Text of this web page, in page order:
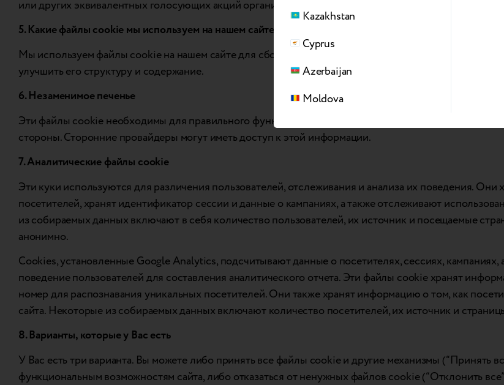
или других эквивалентных голосующих акций организации.
5. Какие файлы cookie мы используем на нашем сайте
Мы используем файлы cookie на нашем сайте для сбора сводной статистики, которая позволяет нам
улучшить его структуру и содержание.
6. Незаменимое печенье
Эти файлы cookie необходимы для правильного функционирования сайта. В соответствии с
стороны. Сторонние провайдеры могут иметь доступ к этой информации.
7. Аналитические файлы cookie
Эти куки используются для различения пользователей, отслеживания и анализа их поведения.
посетителей, хранят идентификатор сессии и данные о кампаниях, а также отслеживают
из собираемых данных включают в себя количество пользователей, их источник и посещаемые
анонимно.
Cookies, установленные Google Analytics, подсчитывают данные о посетителях, сессиях, кампаниях,
поведение пользователей для составления аналитического отчета. Эти файлы cookie хранят
номер для распознавания уникальных посетителей. Они также хранят информацию о том, как
сайта. Некоторые из собираемых данных включают количество посетителей, их источник и
8. Варианты, которые у Вас есть
У Вас есть три варианта. Вы можете либо принять все файлы cookie и другие механизмы (“Принять
функциональным возможностям сайта, либо отказаться от ненужных файлов cookie (“Отклонить
Kazakhstan
Cyprus
Azerbaijan
Moldova